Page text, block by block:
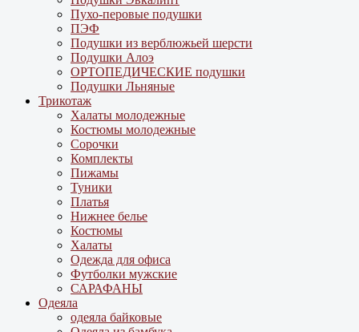
Пухо-перовые подушки
ПЭФ
Подушки из верблюжьей шерсти
Подушки Алоэ
ОРТОПЕДИЧЕСКИЕ подушки
Подушки Льняные
Трикотаж
Халаты молодежные
Костюмы молодежные
Сорочки
Комплекты
Пижамы
Туники
Платья
Нижнее белье
Костюмы
Халаты
Одежда для офиса
Футболки мужские
САРАФАНЫ
Одеяла
одеяла байковые